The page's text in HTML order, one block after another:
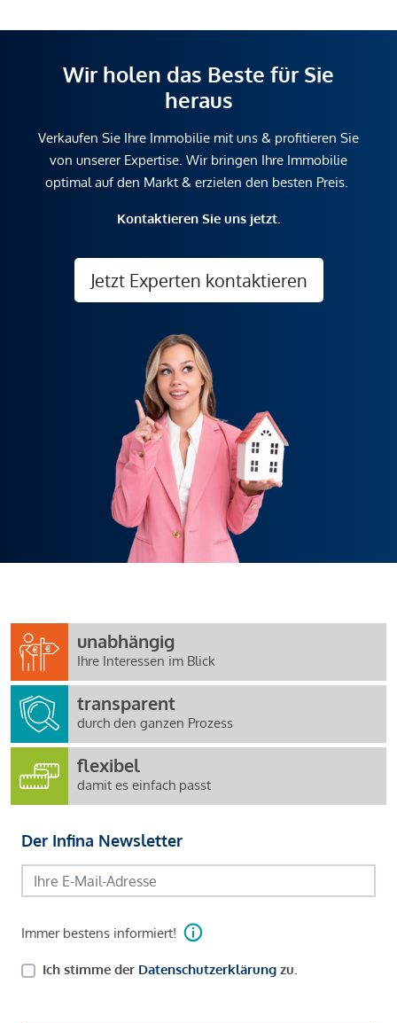
Wir holen das Beste für Sie
heraus
Verkaufen Sie Ihre Immobilie mit uns & profitieren Sie
von unserer Expertise. Wir bringen Ihre Immobilie
optimal auf den Markt & erzielen den besten Preis.
Kontaktieren Sie uns jetzt.
Jetzt Experten kontaktieren
unabhängig
Ihre Interessen im Blick
transparent
durch den ganzen Prozess
flexibel
damit es einfach passt
Der Infina Newsletter
Immer bestens informiert!
Ich stimme der Datenschutzerklärung zu.